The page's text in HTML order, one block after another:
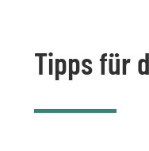
Tipps für